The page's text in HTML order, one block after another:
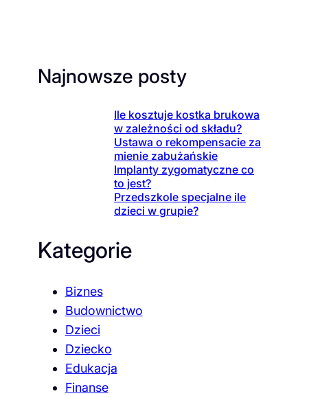
Najnowsze posty
Ile kosztuje kostka brukowa
w zależności od składu?
Ustawa o rekompensacie za
mienie zabużańskie
Implanty zygomatyczne co
to jest?
Przedszkole specjalne ile
dzieci w grupie?
Kategorie
Biznes
Budownictwo
Dzieci
Dziecko
Edukacja
Finanse